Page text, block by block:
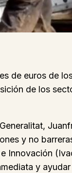
de euros de
de los
y no
Innovación
y